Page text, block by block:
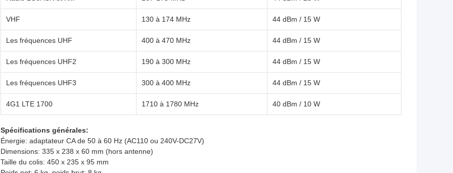
VHF 130 à 174 MHz 44 dBm / 15 W
Les fréquences UHF 400 à 470 MHz 44 dBm / 15 W
Les fréquences UHF2 190 à 300 MHz 44 dBm / 15 W
Les fréquences UHF3 300 à 400 MHz 44 dBm / 15 W
4G1 LTE 1700 1710 à 1780 MHz 40 dBm / 10 W
Spécifications générales:
Énergie: adaptateur CA de 50 à 60 Hz (AC110 ou 240V-DC27V)
Dimensions: 335 x 238 x 60 mm (hors antenne)
Taille du colis: 450 x 235 x 95 mm